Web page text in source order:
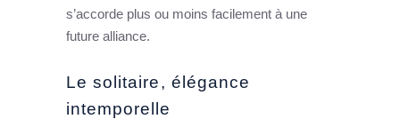
s’accorde plus ou moins facilement à une
future alliance.
Le solitaire, élégance
intemporelle